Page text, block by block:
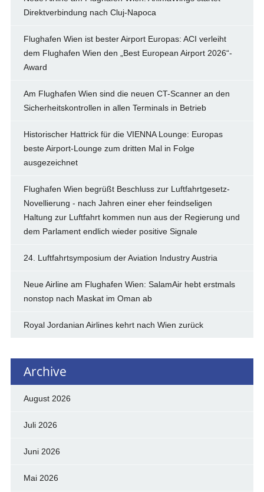
Direktverbindung nach Cluj-Napoca
Flughafen Wien ist bester Airport Europas: ACI verleiht
dem Flughafen Wien den „Best European Airport 2026“-
Award
Am Flughafen Wien sind die neuen CT-Scanner an den
Sicherheitskontrollen in allen Terminals in Betrieb
Historischer Hattrick für die VIENNA Lounge: Europas
beste Airport-Lounge zum dritten Mal in Folge
ausgezeichnet
Flughafen Wien begrüßt Beschluss zur Luftfahrtgesetz-
Novellierung - nach Jahren einer eher feindseligen
Haltung zur Luftfahrt kommen nun aus der Regierung und
dem Parlament endlich wieder positive Signale
24. Luftfahrtsymposium der Aviation Industry Austria
Neue Airline am Flughafen Wien: SalamAir hebt erstmals
nonstop nach Maskat im Oman ab
Royal Jordanian Airlines kehrt nach Wien zurück
Archive
August 2026
Juli 2026
Juni 2026
Mai 2026